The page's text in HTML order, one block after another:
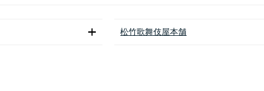
松竹歌舞伎屋本舗